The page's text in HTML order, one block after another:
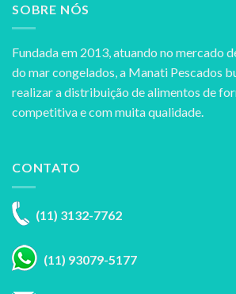
SOBRE NÓS
Fundada em 2013, atuando no mercado
do mar congelados, a Manati Pescados
realizar a distribuição de alimentos de
competitiva e com muita qualidade.
CONTATO
(11) 3132-7762
(11) 93079-5177